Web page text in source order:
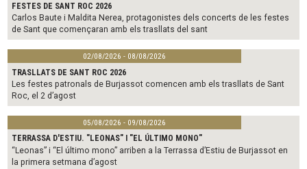
FESTES DE SANT ROC 2026
Carlos Baute i Maldita Nerea, protagonistes dels concerts de les festes
de Sant que començaran amb els trasllats del sant
02/08/2026 - 08/08/2026
TRASLLATS DE SANT ROC 2026
Les festes patronals de Burjassot comencen amb els trasllats de Sant
Roc, el 2 d’agost
05/08/2026 - 09/08/2026
TERRASSA D'ESTIU. "LEONAS" I "EL ÚLTIMO MONO"
“Leonas” i “El último mono” arriben a la Terrassa d’Estiu de Burjassot en
la primera setmana d’agost